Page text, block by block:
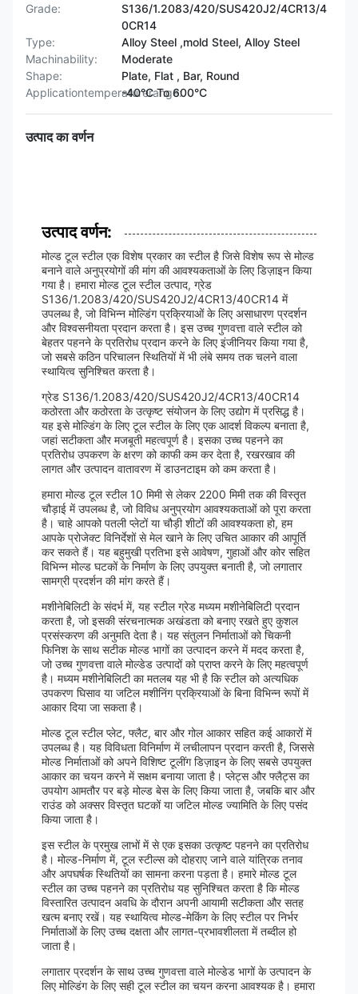
Grade:
S136/1.2083/420/SUS420J2/4CR13/4
0CR14
Type:
Alloy Steel ,mold Steel, Alloy Steel
Machinability:
Moderate
Shape:
Plate, Flat , Bar, Round
Applicationtemperaturerange:
-40°C To 600°C
उत्पाद का वर्णन
उत्पाद वर्णन:
मोल्ड टूल स्टील एक विशेष प्रकार का स्टील है जिसे विशेष रूप से मोल्ड
बनाने वाले अनुप्रयोगों की मांग की आवश्यकताओं के लिए डिज़ाइन किया
गया है। हमारा मोल्ड टूल स्टील उत्पाद, ग्रेड
S136/1.2083/420/SUS420J2/4CR13/40CR14 में
उपलब्ध है, जो विभिन्न मोल्डिंग प्रक्रियाओं के लिए असाधारण प्रदर्शन
और विश्वसनीयता प्रदान करता है। इस उच्च गुणवत्ता वाले स्टील को
बेहतर पहनने के प्रतिरोध प्रदान करने के लिए इंजीनियर किया गया है,
जो सबसे कठिन परिचालन स्थितियों में भी लंबे समय तक चलने वाला
स्थायित्व सुनिश्चित करता है।
ग्रेड S136/1.2083/420/SUS420J2/4CR13/40CR14
कठोरता और कठोरता के उत्कृष्ट संयोजन के लिए उद्योग में प्रसिद्ध है।
यह इसे मोल्डिंग के लिए टूल स्टील के लिए एक आदर्श विकल्प बनाता है,
जहां सटीकता और मजबूती महत्वपूर्ण है। इसका उच्च पहनने का
प्रतिरोध उपकरण के क्षरण को काफी कम कर देता है, रखरखाव की
लागत और उत्पादन वातावरण में डाउनटाइम को कम करता है।
हमारा मोल्ड टूल स्टील 10 मिमी से लेकर 2200 मिमी तक की विस्तृत
चौड़ाई में उपलब्ध है, जो विविध अनुप्रयोग आवश्यकताओं को पूरा करता
है। चाहे आपको पतली प्लेटों या चौड़ी शीटों की आवश्यकता हो, हम
आपके प्रोजेक्ट विनिर्देशों से मेल खाने के लिए उचित आकार की आपूर्ति
कर सकते हैं। यह बहुमुखी प्रतिभा इसे आवेषण, गुहाओं और कोर सहित
विभिन्न मोल्ड घटकों के निर्माण के लिए उपयुक्त बनाती है, जो लगातार
सामग्री प्रदर्शन की मांग करते हैं।
मशीनेबिलिटी के संदर्भ में, यह स्टील ग्रेड मध्यम मशीनेबिलिटी प्रदान
करता है, जो इसकी संरचनात्मक अखंडता को बनाए रखते हुए कुशल
प्रसंस्करण की अनुमति देता है। यह संतुलन निर्माताओं को चिकनी
फिनिश के साथ सटीक मोल्ड भागों का उत्पादन करने में मदद करता है,
जो उच्च गुणवत्ता वाले मोल्डेड उत्पादों को प्राप्त करने के लिए महत्वपूर्ण
है। मध्यम मशीनेबिलिटी का मतलब यह भी है कि स्टील को अत्यधिक
उपकरण घिसाव या जटिल मशीनिंग प्रक्रियाओं के बिना विभिन्न रूपों में
आकार दिया जा सकता है।
मोल्ड टूल स्टील प्लेट, फ्लैट, बार और गोल आकार सहित कई आकारों में
उपलब्ध है। यह विविधता विनिर्माण में लचीलापन प्रदान करती है, जिससे
मोल्ड निर्माताओं को अपने विशिष्ट टूलींग डिज़ाइन के लिए सबसे उपयुक्त
आकार का चयन करने में सक्षम बनाया जाता है। प्लेट्स और फ्लैट्स का
उपयोग आमतौर पर बड़े मोल्ड बेस के लिए किया जाता है, जबकि बार और
राउंड को अक्सर विस्तृत घटकों या जटिल मोल्ड ज्यामिति के लिए पसंद
किया जाता है।
इस स्टील के प्रमुख लाभों में से एक इसका उत्कृष्ट पहनने का प्रतिरोध
है। मोल्ड-निर्माण में, टूल स्टील्स को दोहराए जाने वाले यांत्रिक तनाव
और अपघर्षक स्थितियों का सामना करना पड़ता है। हमारे मोल्ड टूल
स्टील का उच्च पहनने का प्रतिरोध यह सुनिश्चित करता है कि मोल्ड
विस्तारित उत्पादन अवधि के दौरान अपनी आयामी सटीकता और सतह
खत्म बनाए रखें। यह स्थायित्व मोल्ड-मेकिंग के लिए स्टील पर निर्भर
निर्माताओं के लिए उच्च दक्षता और लागत-प्रभावशीलता में तब्दील हो
जाता है।
लगातार प्रदर्शन के साथ उच्च गुणवत्ता वाले मोल्डेड भागों के उत्पादन के
लिए मोल्डिंग के लिए सही टूल स्टील का चयन करना आवश्यक है। हमारा